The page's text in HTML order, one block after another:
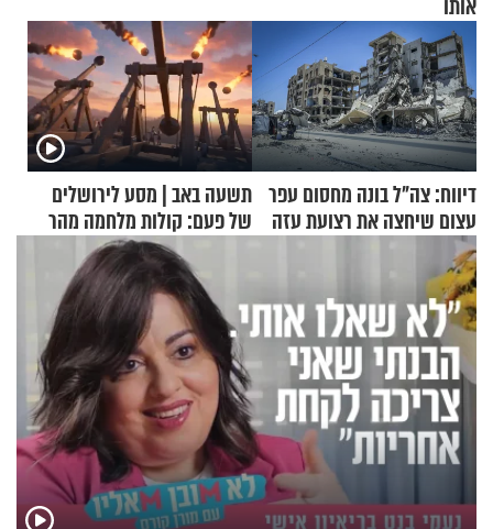
אותו
דיווח: צה"ל בונה מחסום עפר
עצום שיחצה את רצועת עזה
לשניים
תשעה באב | מסע לירושלים
של פעם: קולות מלחמה מהר